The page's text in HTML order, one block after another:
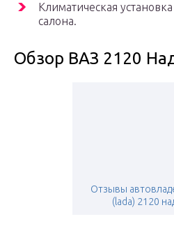
Климатическая
салона.
Обзор ВАЗ 2120
Отзывы
(lada) 2120